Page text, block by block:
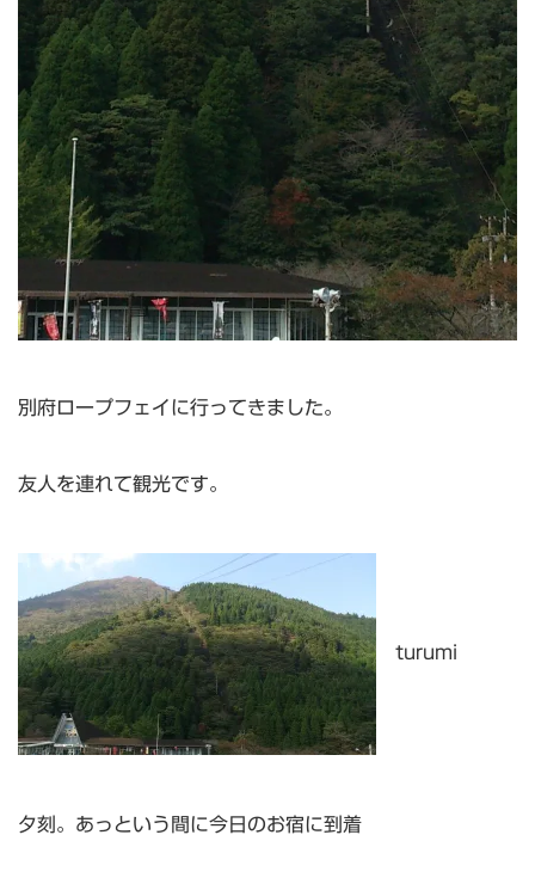
別府ロープフェイに行ってきました。
友人を連れて観光です。
turumi
夕刻。あっという間に今日のお宿に到着